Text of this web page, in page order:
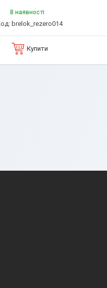
В наявності
brelok_rezero014
Купити